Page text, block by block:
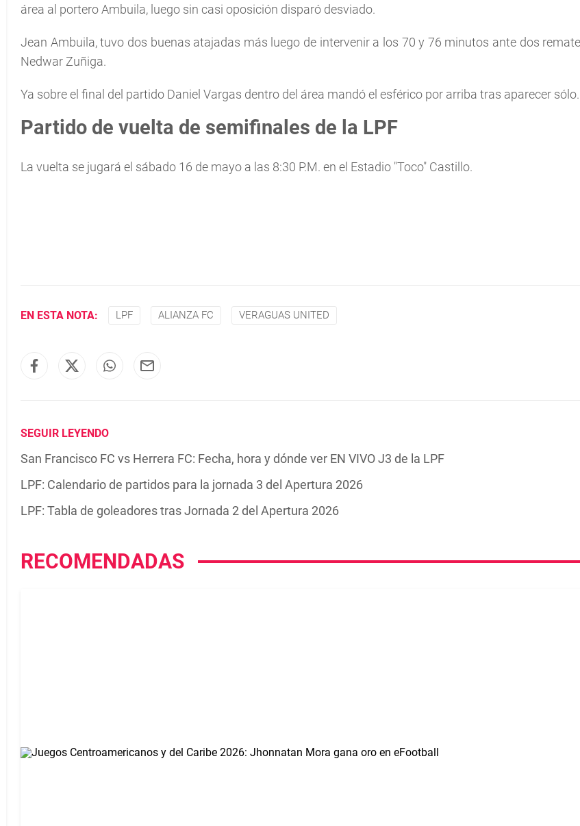
área al portero Ambuila, luego sin casi oposición disparó desviado.
Jean Ambuila, tuvo dos buenas atajadas más luego de intervenir a los 70 y 76 minutos ante dos
Nedwar Zuñiga.
Ya sobre el final del partido Daniel Vargas dentro del área mandó el esférico por arriba tras aparecer sólo.
Partido de vuelta de semifinales de la LPF
La vuelta se jugará el sábado 16 de mayo a las 8:30 P.M. en el Estadio "Toco" Castillo.
EN ESTA NOTA: LPF ALIANZA FC VERAGUAS UNITED
SEGUIR LEYENDO
San Francisco FC vs Herrera FC: Fecha, hora y dónde ver EN VIVO J3 de la LPF
LPF: Calendario de partidos para la jornada 3 del Apertura 2026
LPF: Tabla de goleadores tras Jornada 2 del Apertura 2026
RECOMENDADAS